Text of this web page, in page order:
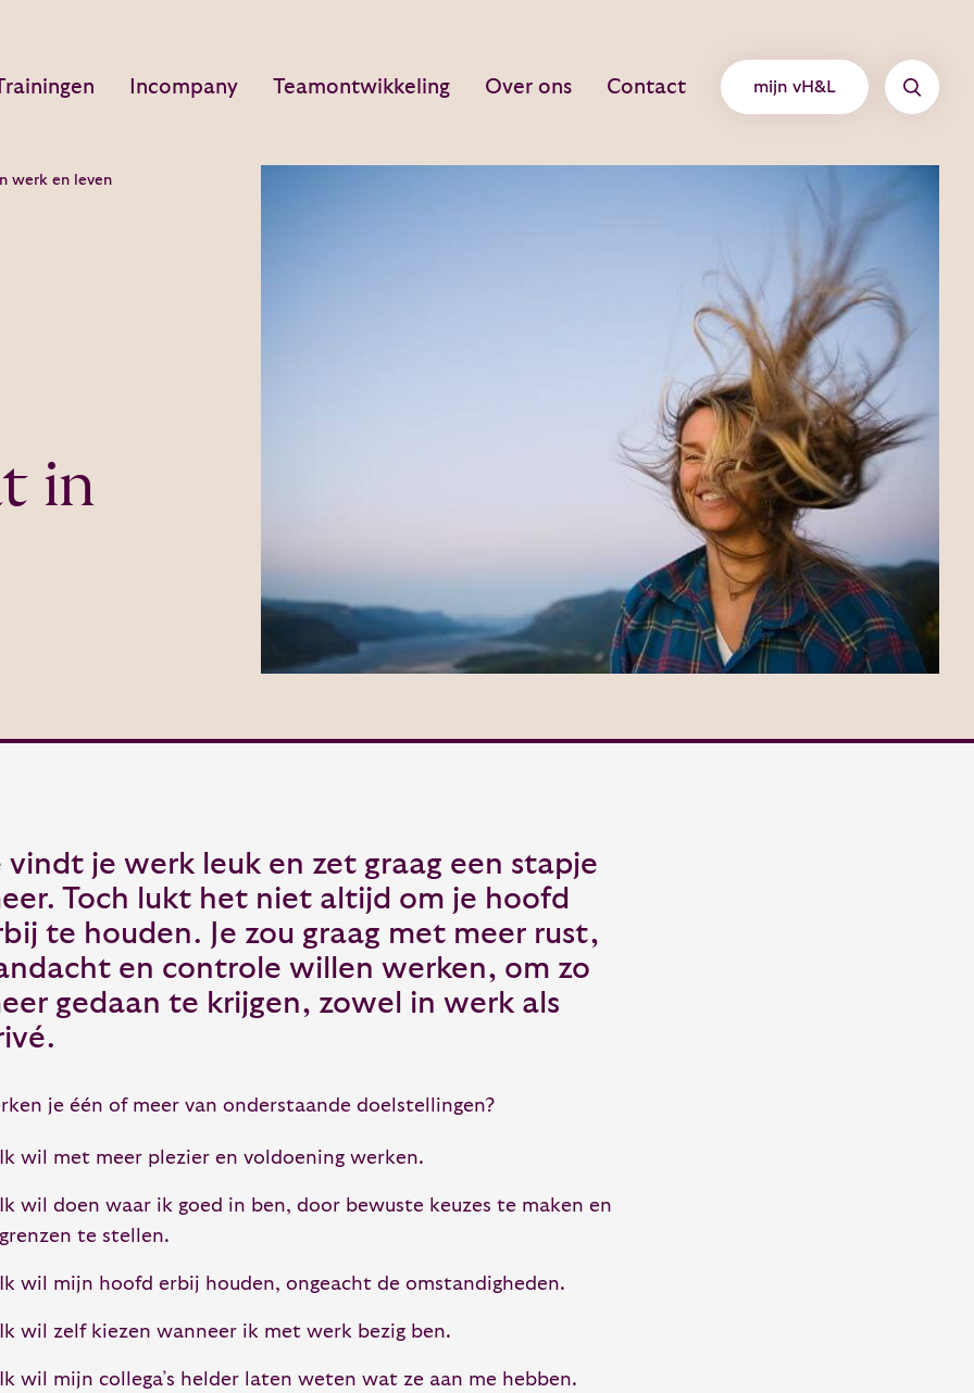
Incompany Teamontwikkeling Over ons Contact mijn vH&L
werk en leven
in
vindt je werk leuk en zet graag een stapje
Toch lukt het niet altijd om je hoofd
te houden. Je zou graag met meer rust,
en controle willen werken, om zo
gedaan te krijgen, zowel in werk als
je één of meer van onderstaande doelstellingen?
wil met meer plezier en voldoening werken.
wil doen waar ik goed in ben, door bewuste keuzes te maken en
te stellen.
wil mijn hoofd erbij houden, ongeacht de omstandigheden.
wil zelf kiezen wanneer ik met werk bezig ben.
wil mijn collega’s helder laten weten wat ze aan me hebben.